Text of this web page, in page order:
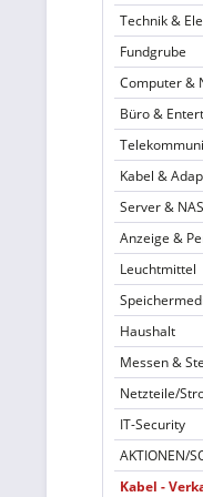
Technik &
Fundgrube
Computer &
Büro &
Kabel &
Server & NAS
Anzeige &
Leuchtmittel
Haushalt
Messen &
Netzteile/
IT-Security
AKTIONEN/
Kabel -